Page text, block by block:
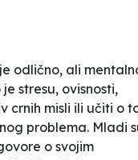
odlično, ali
stresu, ovisnosti,
crnih misli ili učiti o
problema. Mladi
o svojim